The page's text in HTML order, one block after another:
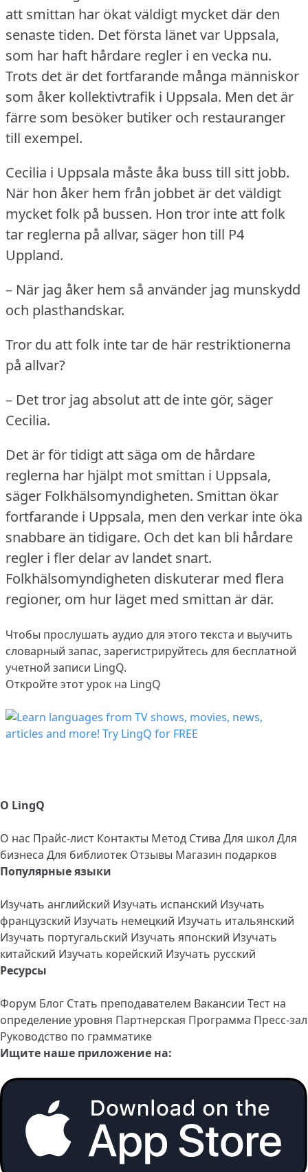
att smittan har ökat väldigt mycket där den
senaste tiden. Det första länet var Uppsala,
som har haft hårdare regler i en vecka nu.
Trots det är det fortfarande många människor
som åker kollektivtrafik i Uppsala. Men det är
färre som besöker butiker och restauranger
till exempel.
Cecilia i Uppsala måste åka buss till sitt jobb.
När hon åker hem från jobbet är det väldigt
mycket folk på bussen. Hon tror inte att folk
tar reglerna på allvar, säger hon till P4
Uppland.
– När jag åker hem så använder jag munskydd
och plasthandskar.
Tror du att folk inte tar de här restriktionerna
på allvar?
– Det tror jag absolut att de inte gör, säger
Cecilia.
Det är för tidigt att säga om de hårdare
reglerna har hjälpt mot smittan i Uppsala,
säger Folkhälsomyndigheten. Smittan ökar
fortfarande i Uppsala, men den verkar inte öka
snabbare än tidigare. Och det kan bli hårdare
regler i fler delar av landet snart.
Folkhälsomyndigheten diskuterar med flera
regioner, om hur läget med smittan är där.
Чтобы прослушать аудио для этого текста и выучить
словарный запас, зарегистрируйтесь для бесплатной
учетной записи LingQ.
Откройте этот урок на LingQ
О LingQ
О нас Прайс-лист Контакты Метод Стива Для школ Для
бизнеса Для библиотек Отзывы Магазин подарков
Популярные языки
Изучать английский Изучать испанский Изучать
французский Изучать немецкий Изучать итальянский
Изучать португальский Изучать японский Изучать
китайский Изучать корейский Изучать русский
Ресурсы
Форум Блог Стать преподавателем Вакансии Тест на
определение уровня Партнерская Программа Пресс-зал
Руководство по грамматике
Ищите наше приложение на: